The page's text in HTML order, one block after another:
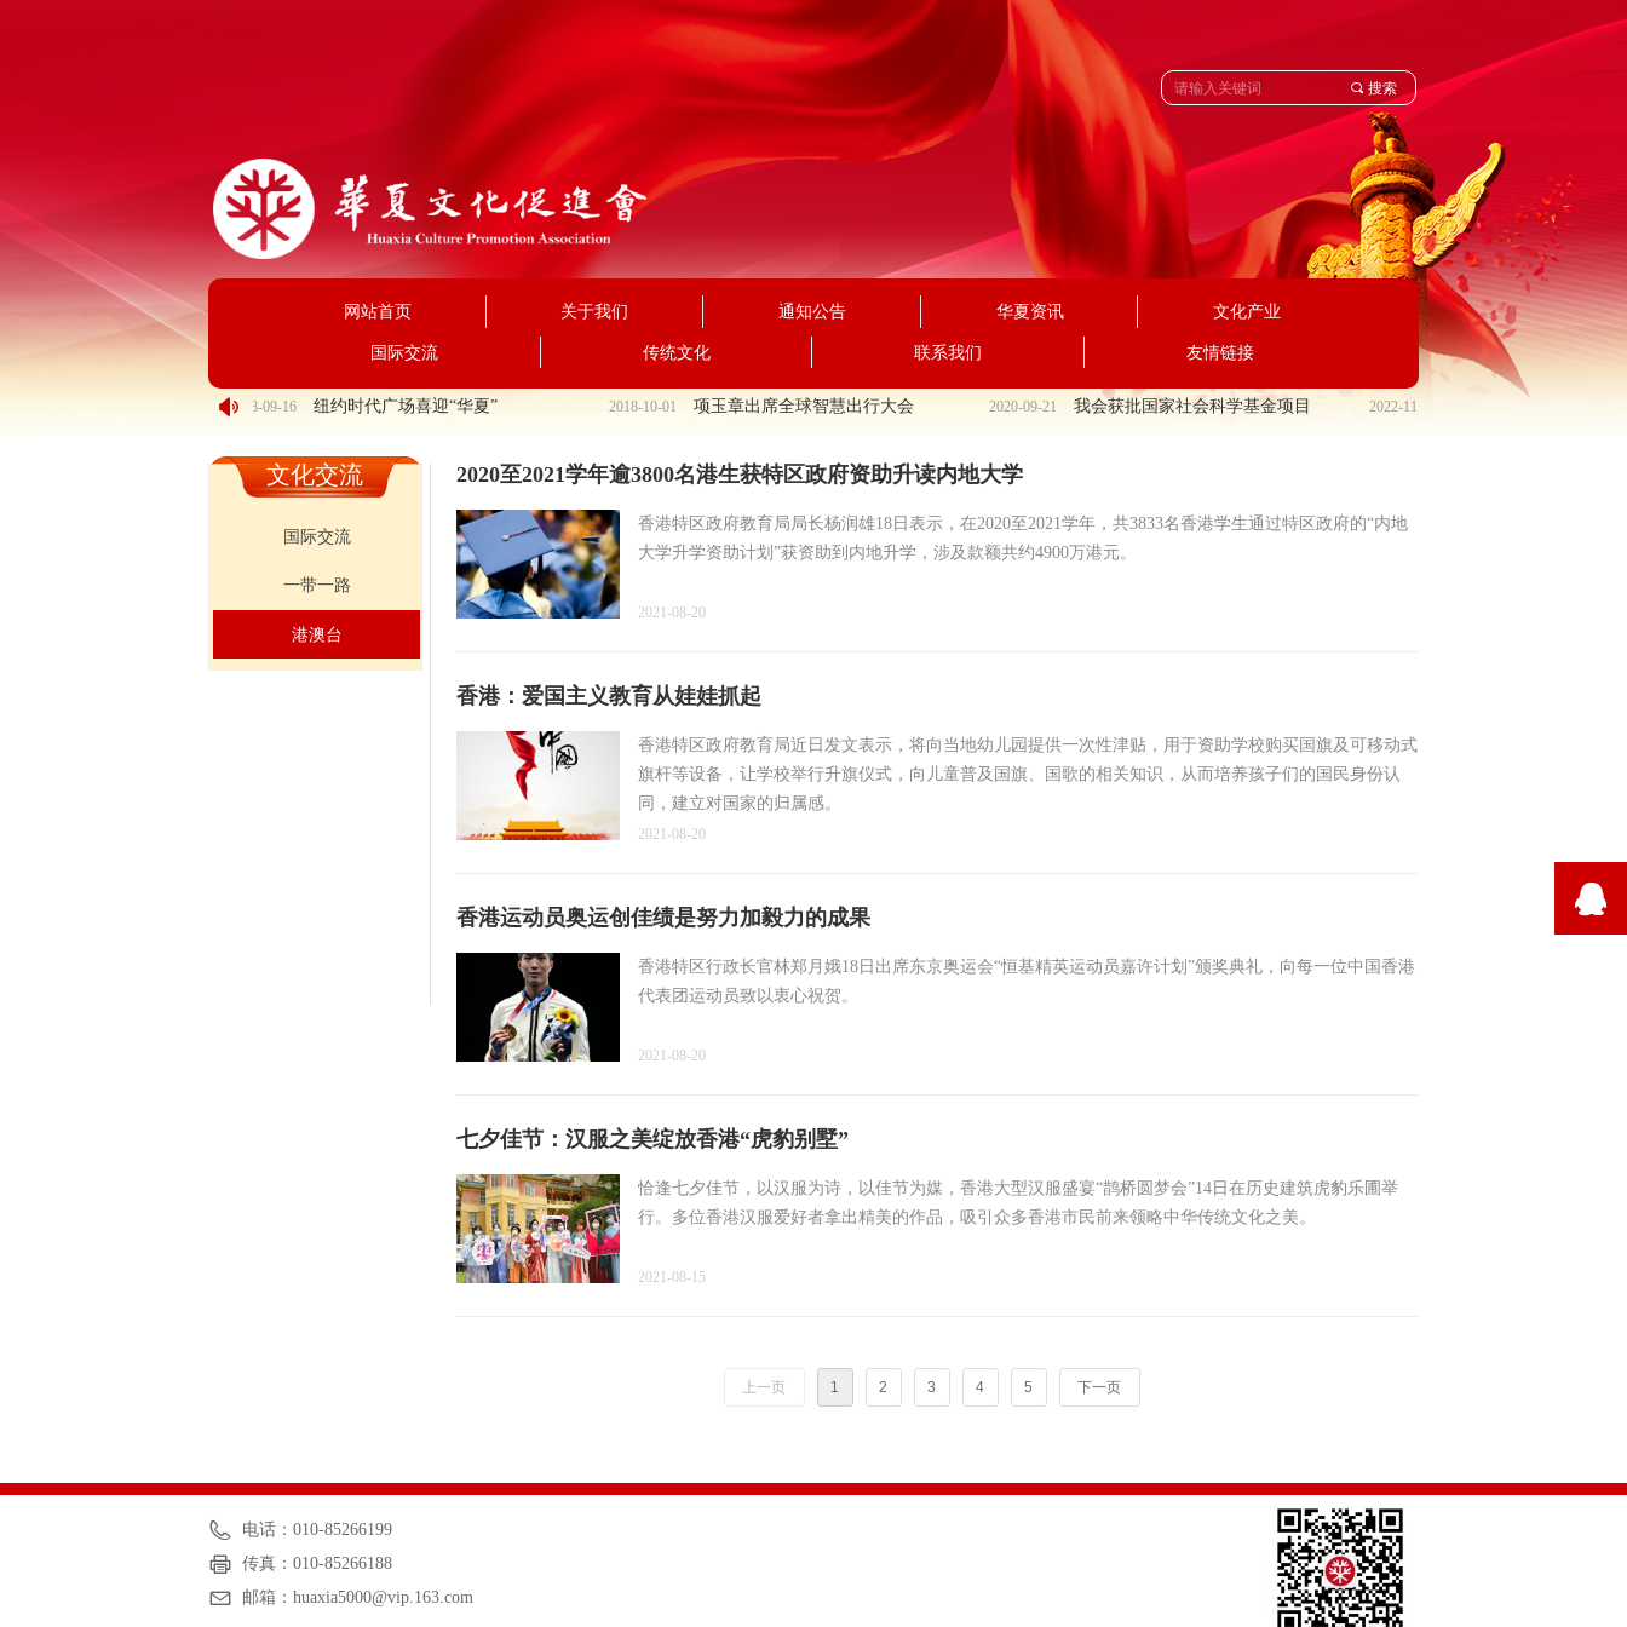
넄
2018-09-16 2018-10-01
纽约时代广场喜迎“华夏” 2020-09-21
项玉章出席全球智慧出行大会 2022-11-16
我会获批国家社会科学基金项目
끠 搜索
网站首页 关于我们 通知公告 华夏资讯 文化产业
国际交流 传统文化 联系我们 友情链接
文化交流
国际交流
一带一路
港澳台
2020至2021学年逾3800名港生获特区政府资助升读内地大学
香港特区政府教育局局长杨润雄18日表示，在2020至2021学年，共3833名香港学生通过特区政府的“内地
大学升学资助计划”获资助到内地升学，涉及款额共约4900万港元。
2021-08-20
香港：爱国主义教育从娃娃抓起
香港特区政府教育局近日发文表示，将向当地幼儿园提供一次性津贴，用于资助学校购买国旗及可移动式
旗杆等设备，让学校举行升旗仪式，向儿童普及国旗、国歌的相关知识，从而培养孩子们的国民身份认
同，建立对国家的归属感。
2021-08-20
香港运动员奥运创佳绩是努力加毅力的成果
香港特区行政长官林郑月娥18日出席东京奥运会“恒基精英运动员嘉许计划”颁奖典礼，向每一位中国香港
代表团运动员致以衷心祝贺。
2021-08-20
七夕佳节：汉服之美绽放香港“虎豹别墅”
恰逢七夕佳节，以汉服为诗，以佳节为媒，香港大型汉服盛宴“鹊桥圆梦会”14日在历史建筑虎豹乐圃举
行。多位香港汉服爱好者拿出精美的作品，吸引众多香港市民前来领略中华传统文化之美。
2021-08-15
上一页 1 2 3 4 5 下一页
电话： 010-85266199
传真： 010-85266188
邮箱： huaxia5000@vip.163.com
뀩